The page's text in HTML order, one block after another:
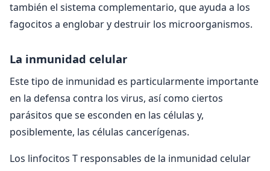
también el sistema complementario, que ayuda a los
fagocitos a englobar y destruir los microorganismos.
La inmunidad celular
Este tipo de inmunidad es particularmente importante
en la defensa contra los virus, así como ciertos
parásitos que se esconden en las células y,
posiblemente, las células cancerígenas.
Los linfocitos T responsables de la inmunidad celular